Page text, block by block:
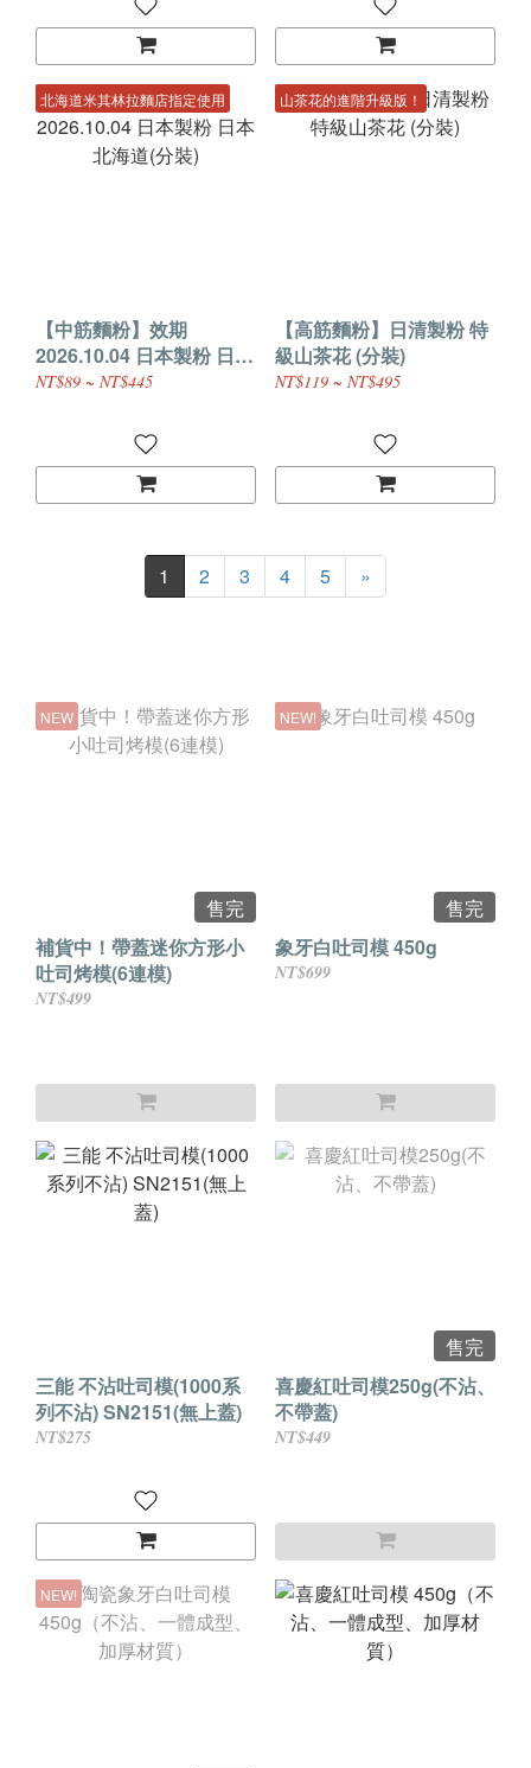
北海道米其林拉麵店指定使用
【中筋麵粉】效期
2026.10.04 日本製粉 日本
北海道(分裝)
NT$89 ~ NT$445
山茶花的進階升級版！
【高筋麵粉】日清製粉 特
級山茶花 (分裝)
NT$119 ~ NT$495
1 2 3 4 5 »
NEW
售完
補貨中！帶蓋迷你方形小
吐司烤模(6連模)
NT$499
NEW!
售完
象牙白吐司模 450g
NT$699
三能 不沾吐司模(1000系
列不沾) SN2151(無上蓋)
NT$275
售完
喜慶紅吐司模250g(不沾、
不帶蓋)
NT$449
NEW!